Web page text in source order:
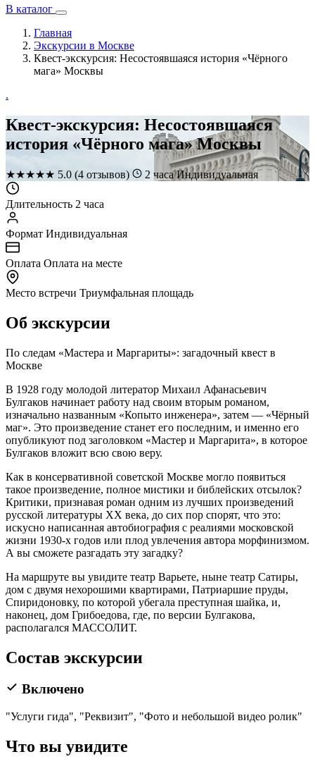
В каталог
Главная
Экскурсии в Москве
Квест-экскурсия: Несостоявшаяся история «Чёрного
мага» Москвы
.
Квест-экскурсия: Несостоявшаяся
история «Чёрного мага» Москвы
★★★★★ 5.0 (4 отзывов) 2 часаИндивидуальная
Длительность 2 часа
Формат Индивидуальная
Оплата Оплата на месте
Место встречи Триумфальная площадь
Об экскурсии
По следам «Мастера и Маргариты»: загадочный квест в
Москве
В 1928 году молодой литератор Михаил Афанасьевич
Булгаков начинает работу над своим вторым романом,
изначально названным «Копыто инженера», затем — «Чёрный
маг». Это произведение станет его последним, и именно его
опубликуют под заголовком «Мастер и Маргарита», в которое
Булгаков вложит всю свою веру.
Как в консервативной советской Москве могло появиться
такое произведение, полное мистики и библейских отсылок?
Критики, признавая роман одним из лучших произведений
русской литературы XX века, до сих пор спорят, что это:
искусно написанная автобиография с реалиями московской
жизни 1930-х годов или плод увлечения автора морфинизмом.
А вы сможете разгадать эту загадку?
На маршруте вы увидите театр Варьете, ныне театр Сатиры,
дом с двумя нехорошими квартирами, Патриаршие пруды,
Спиридоновку, по которой убегала преступная шайка, и,
наконец, дом Грибоедова, где, по версии Булгакова,
располагался МАССОЛИТ.
Состав экскурсии
Включено
"Услуги гида", "Реквизит", "Фото и небольшой видео ролик"
Что вы увидите